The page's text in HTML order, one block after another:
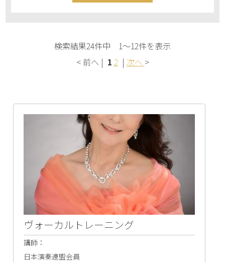
検索結果24件中 1～12件を表示
< 前へ | 1 2| 次へ >
ヴォーカルトレーニング
講師：
日本演奏連盟会員